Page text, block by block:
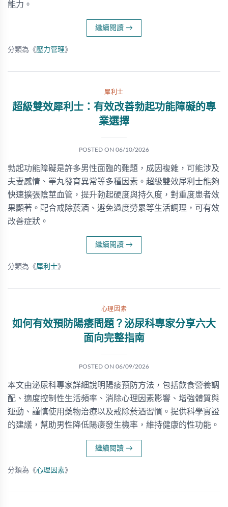
能力。
繼續閱讀 →
分類為《壓力管理》
犀利士
超級雙效犀利士：有效改善勃起功能障礙的專
業選擇
POSTED ON 06/10/2026
勃起功能障礙是許多男性面臨的難題，成因複雜，可能涉及
夫妻感情、睪丸發育異常等多種因素。超級雙效犀利士能夠
快速擴張陰莖血管，提升勃起硬度與持久度，對重度患者效
果顯著。配合戒除菸酒、避免過度勞累等生活調理，可有效
改善症狀。
繼續閱讀 →
分類為《犀利士》
心理因素
如何有效預防陽痿問題？泌尿科專家分享六大
面向完整指南
POSTED ON 06/09/2026
本文由泌尿科專家詳細說明陽痿預防方法，包括飲食營養調
配、適度控制性生活頻率、消除心理因素影響、增強體質與
運動、謹慎使用藥物治療以及戒除菸酒習慣。提供科學實證
的建議，幫助男性降低陽痿發生機率，維持健康的性功能。
繼續閱讀 →
分類為《心理因素》